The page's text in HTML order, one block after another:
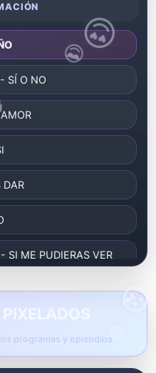
SÍ O NO
DAR
SI ME PUDIERAS VER
UN BESO
- CHANTAJE
programas y episodios
😎
💛
😘